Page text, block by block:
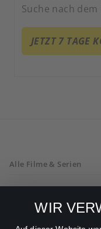
WIR
Suche nach
gedacht.
JETZT 7 TAGE
Alle Filme & Serien